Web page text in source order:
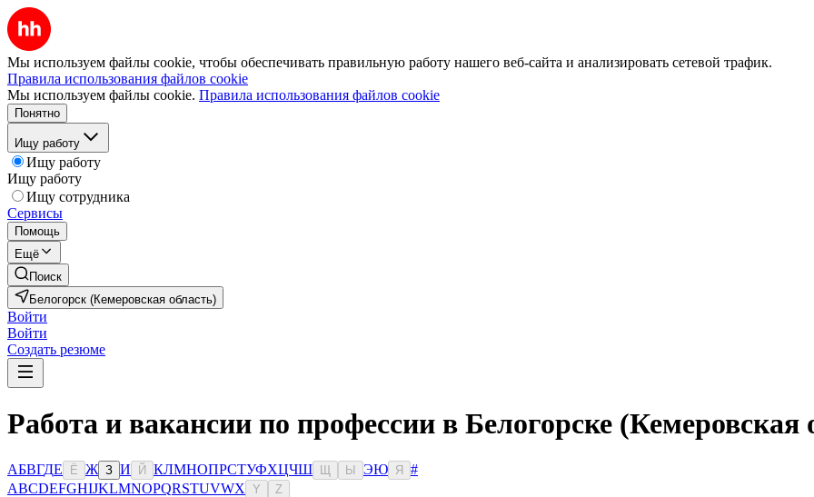
Мы используем файлы cookie, чтобы обеспечивать правильную работу нашего веб-сайта и анализировать сетевой трафик.
Правила использования файлов cookie
Мы используем файлы cookie. Правила использования файлов cookie
Понятно
Ищу работу
Ищу работу
Ищу работу
Ищу сотрудника
Сервисы
Помощь
Ещё
Поиск
Белогорск (Кемеровская область)
Войти
Войти
Создать резюме
Работа и вакансии по профессии в Белогорске (Кемеровская
АБВГДЕ Ё Ж З И Й КЛМНОПРСТУФХЦЧШ Ы ЭЮ Я
#
ABCDEFGHIJKLMNOPQRSTUVWX Y Z